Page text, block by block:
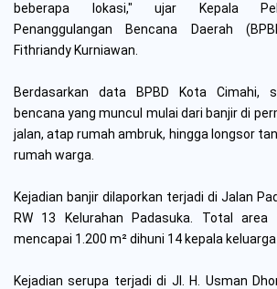
beberapa lokasi," ujar Kepala
Penanggulangan Bencana Daerah
Fithriandy Kurniawan.
Berdasarkan data BPBD Kota Cimahi,
bencana yang muncul mulai dari banjir di
jalan, atap rumah ambruk, hingga longsor
rumah warga.
Kejadian banjir dilaporkan terjadi di Jalan
RW 13 Kelurahan Padasuka. Total area
mencapai 1.200 m² dihuni 14 kepala keluarga
Kejadian serupa terjadi di Jl. H. Usman